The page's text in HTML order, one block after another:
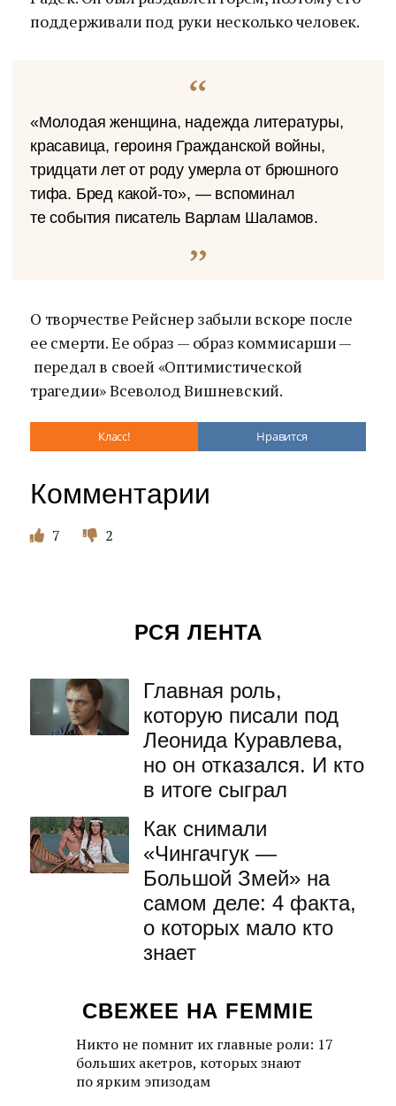
поддерживали под руки несколько человек.
«Молодая женщина, надежда литературы,
красавица, героиня Гражданской войны,
тридцати лет от роду умерла от брюшного
тифа. Бред какой-то», — вспоминал
те события писатель Варлам Шаламов.
О творчестве Рейснер забыли вскоре после
ее смерти. Ее образ — образ коммисарши —
передал в своей «Оптимистической
трагедии» Всеволод Вишневский.
Класс! Нравится
Комментарии
7 2
РСЯ ЛЕНТА
Главная роль,
которую писали под
Леонида Куравлева,
но он отказался. И кто
в итоге сыграл
Как снимали
«Чингачгук —
Большой Змей» на
самом деле: 4 факта,
о которых мало кто
знает
СВЕЖЕЕ НА FEMMIE
Никто не помнит их главные роли: 17
больших акетров, которых знают
по ярким эпизодам